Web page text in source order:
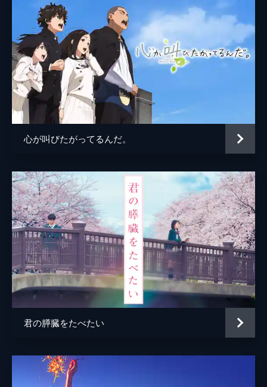
監督 新海誠
脚本
原作 新海誠
音楽
アニメーション制作 コミックス・ウェーブ・フィルム
製作
心が叫びたがってるんだ。
君の膵臓をたべたい